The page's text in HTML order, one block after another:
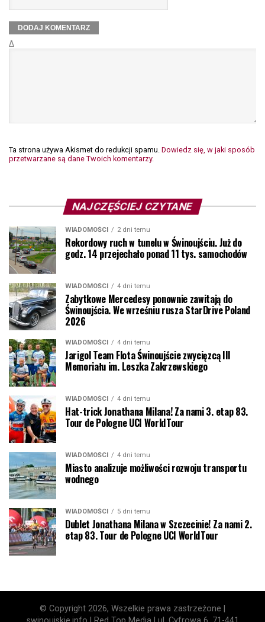
Δ
Ta strona używa Akismet do redukcji spamu. Dowiedz się, w jaki sposób
przetwarzane są dane Twoich komentarzy.
NAJCZĘŚCIEJ CZYTANE
WIADOMOŚCI 2 dni temu
Rekordowy ruch w tunelu w Świnoujściu. Już do
godz. 14 przejechało ponad 11 tys. samochodów
WIADOMOŚCI 4 dni temu
Zabytkowe Mercedesy ponownie zawitają do
Świnoujścia. We wrześniu rusza StarDrive Poland
2026
WIADOMOŚCI 4 dni temu
Jarigol Team Flota Świnoujście zwycięzcą III
Memoriału im. Leszka Zakrzewskiego
WIADOMOŚCI 4 dni temu
Hat-trick Jonathana Milana! Za nami 3. etap 83.
Tour de Pologne UCI WorldTour
WIADOMOŚCI 4 dni temu
Miasto analizuje możliwości rozwoju transportu
wodnego
WIADOMOŚCI 5 dni temu
Dublet Jonathana Milana w Szczecinie! Za nami 2.
etap 83. Tour de Pologne UCI WorldTour
© Copyright 2026, Wszelkie prawa zastrzeżone |